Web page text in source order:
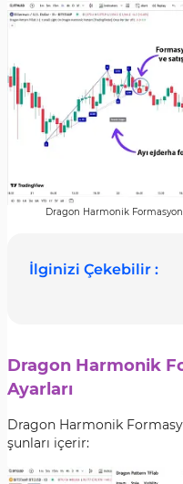
Dragon Harmonik
İlginizi Çekebilir :
Dragon Harmonik
Ayarları
Dragon Harmonik
şunları içerir: